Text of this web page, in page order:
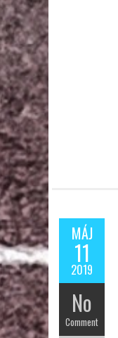
MÁJ
11
2019
No
Comment